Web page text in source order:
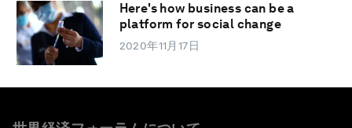
Here's how business can be a
platform for social change
2020年11月17日